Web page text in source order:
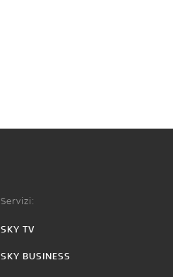
Servizi:
SKY TV
SKY BUSINESS